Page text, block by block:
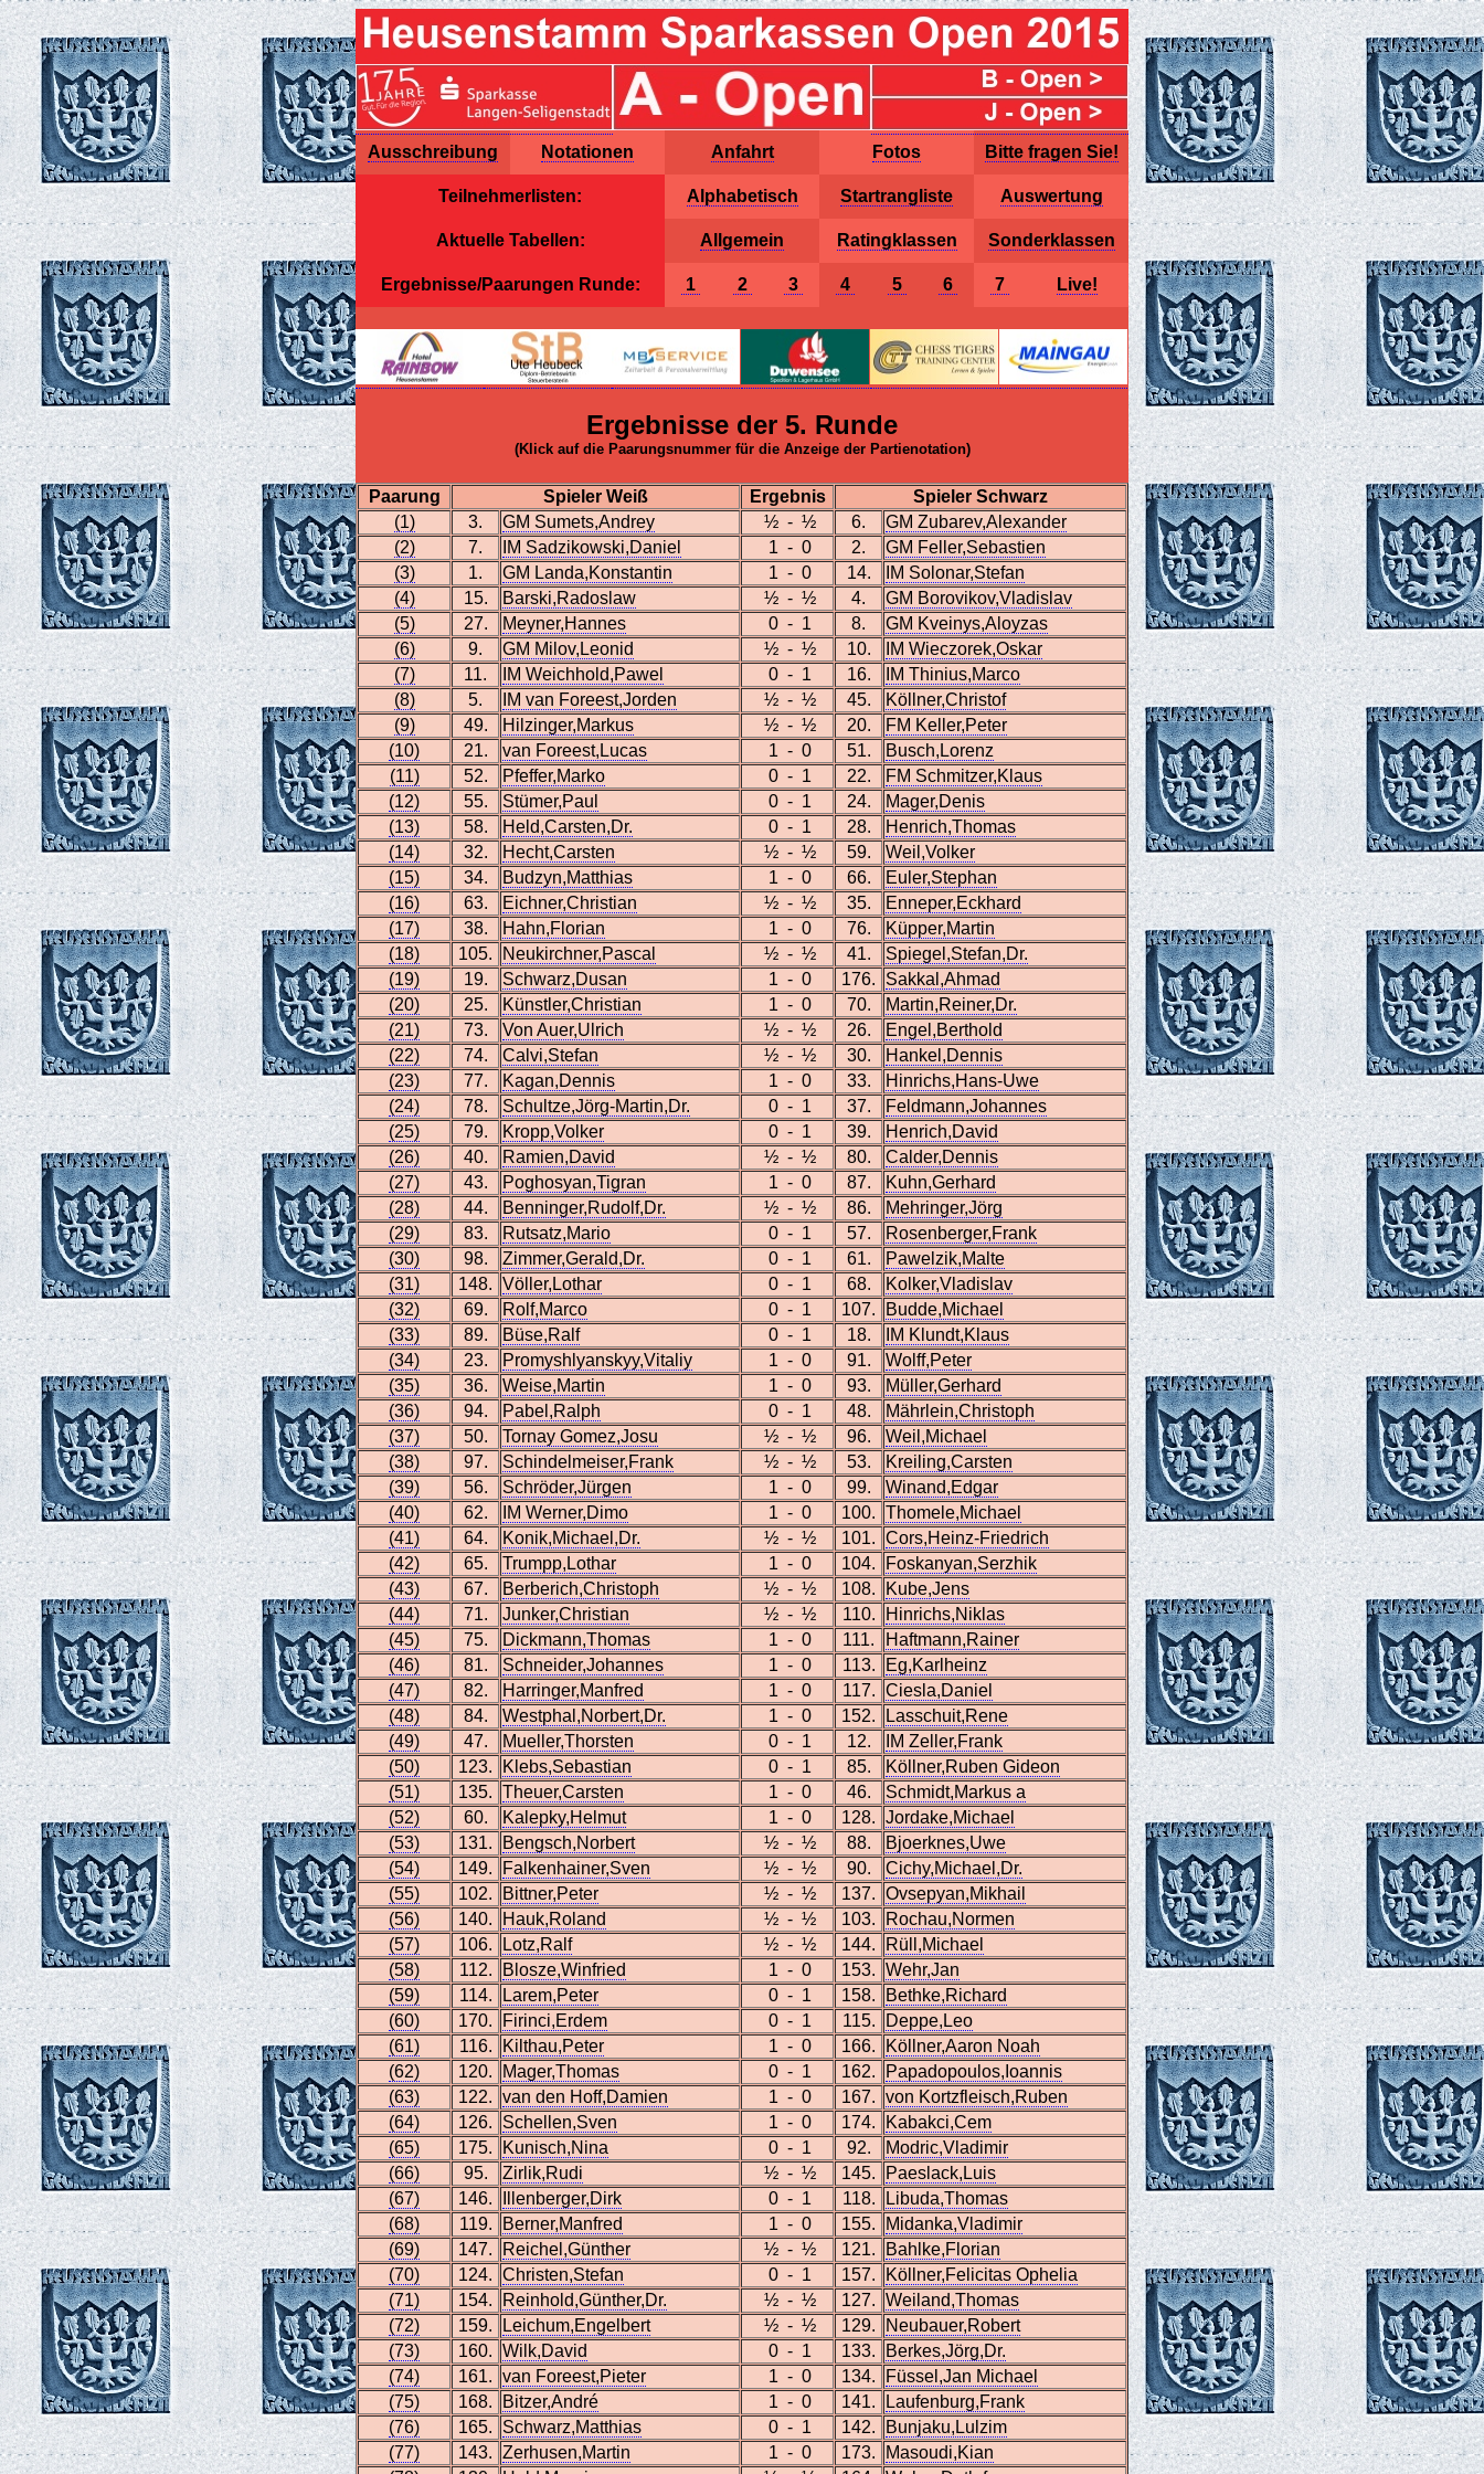
Ausschreibung Notationen Anfahrt Fotos Bitte fragen Sie!
Teilnehmerlisten: Alphabetisch Startrangliste Auswertung
Aktuelle Tabellen: Allgemein Ratingklassen Sonderklassen
Ergebnisse/Paarungen Runde: 1 2 3 4 5 6 7 Live!
Ergebnisse der 5. Runde
(Klick auf die Paarungsnummer für die Anzeige der Partienotation)
Paarung Spieler Weiß Ergebnis
Spieler Schwarz
(1)
3. GM Sumets,Andrey ½ - ½ 6.
GM Zubarev,Alexander
(2)
7. IM Sadzikowski,Daniel 1 - 0 2.
GM Feller,Sebastien
(3)
1. GM Landa,Konstantin 1 - 0 14.
IM Solonar,Stefan
(4)
15. Barski,Radoslaw ½ - ½ 4.
GM Borovikov,Vladislav
(5)
27. Meyner,Hannes 0 - 1 8.
GM Kveinys,Aloyzas
(6)
9. GM Milov,Leonid ½ - ½ 10.
IM Wieczorek,Oskar
(7)
11. IM Weichhold,Pawel 0 - 1 16.
IM Thinius,Marco
(8)
5. IM van Foreest,Jorden ½ - ½ 45.
Köllner,Christof
(9)
49. Hilzinger,Markus ½ - ½ 20.
FM Keller,Peter
(10)
21. van Foreest,Lucas 1 - 0 51.
Busch,Lorenz
(11)
52. Pfeffer,Marko 0 - 1 22.
FM Schmitzer,Klaus
(12)
55. Stümer,Paul 0 - 1 24.
Mager,Denis
(13)
58. Held,Carsten,Dr. 0 - 1 28.
Henrich,Thomas
(14)
32. Hecht,Carsten ½ - ½ 59.
Weil,Volker
(15)
34. Budzyn,Matthias 1 - 0 66.
Euler,Stephan
(16)
63. Eichner,Christian ½ - ½ 35.
Enneper,Eckhard
(17)
38. Hahn,Florian 1 - 0 76.
Küpper,Martin
(18)
105. Neukirchner,Pascal ½ - ½ 41.
Spiegel,Stefan,Dr.
(19)
19. Schwarz,Dusan 1 - 0 176.
Sakkal,Ahmad
(20)
25. Künstler,Christian 1 - 0 70.
Martin,Reiner,Dr.
(21)
73. Von Auer,Ulrich ½ - ½ 26.
Engel,Berthold
(22)
74. Calvi,Stefan ½ - ½ 30.
Hankel,Dennis
(23)
77. Kagan,Dennis 1 - 0 33.
Hinrichs,Hans-Uwe
(24)
78. Schultze,Jörg-Martin,Dr. 0 - 1 37.
Feldmann,Johannes
(25)
79. Kropp,Volker 0 - 1 39.
Henrich,David
(26)
40. Ramien,David ½ - ½ 80.
Calder,Dennis
(27)
43. Poghosyan,Tigran 1 - 0 87.
Kuhn,Gerhard
(28)
44. Benninger,Rudolf,Dr. ½ - ½ 86.
Mehringer,Jörg
(29)
83. Rutsatz,Mario 0 - 1 57.
Rosenberger,Frank
(30)
98. Zimmer,Gerald,Dr. 0 - 1 61.
Pawelzik,Malte
(31)
148. Völler,Lothar 0 - 1 68.
Kolker,Vladislav
(32)
69. Rolf,Marco 0 - 1 107.
Budde,Michael
(33)
89. Büse,Ralf 0 - 1 18.
IM Klundt,Klaus
(34)
23. Promyshlyanskyy,Vitaliy 1 - 0 91.
Wolff,Peter
(35)
36. Weise,Martin 1 - 0 93.
Müller,Gerhard
(36)
94. Pabel,Ralph 0 - 1 48.
Mährlein,Christoph
(37)
50. Tornay Gomez,Josu ½ - ½ 96.
Weil,Michael
(38)
97. Schindelmeiser,Frank ½ - ½ 53.
Kreiling,Carsten
(39)
56. Schröder,Jürgen 1 - 0 99.
Winand,Edgar
(40)
62. IM Werner,Dimo 1 - 0 100. Thomele,Michael
(41)
64. Konik,Michael,Dr. ½ - ½ 101. Cors,Heinz-Friedrich
(42)
65. Trumpp,Lothar 1 - 0 104.
Foskanyan,Serzhik
(43)
67. Berberich,Christoph ½ - ½ 108.
Kube,Jens
(44)
71. Junker,Christian ½ - ½ 110.
Hinrichs,Niklas
(45)
75. Dickmann,Thomas 1 - 0 111.
Haftmann,Rainer
(46)
81. Schneider,Johannes 1 - 0 113.
Eg,Karlheinz
(47)
82. Harringer,Manfred 1 - 0 117. Ciesla,Daniel
(48)
84. Westphal,Norbert,Dr. 1 - 0 152.
Lasschuit,Rene
(49)
47. Mueller,Thorsten 0 - 1 12.
IM Zeller,Frank
(50)
123. Klebs,Sebastian 0 - 1 85.
Köllner,Ruben Gideon
(51)
135. Theuer,Carsten 1 - 0 46.
Schmidt,Markus a
(52)
60. Kalepky,Helmut 1 - 0 128. Jordake,Michael
(53)
131. Bengsch,Norbert ½ - ½ 88.
Bjoerknes,Uwe
(54)
149. Falkenhainer,Sven ½ - ½ 90.
Cichy,Michael,Dr.
(55)
102. Bittner,Peter ½ - ½ 137. Ovsepyan,Mikhail
(56)
140. Hauk,Roland ½ - ½ 103.
Rochau,Normen
(57)
106. Lotz,Ralf ½ - ½ 144.
Rüll,Michael
(58)
112. Blosze,Winfried 1 - 0 153. Wehr,Jan
(59)
114. Larem,Peter 0 - 1 158.
Bethke,Richard
(60)
170. Firinci,Erdem 0 - 1 115.
Deppe,Leo
(61)
116. Kilthau,Peter 1 - 0 166.
Köllner,Aaron Noah
(62)
120. Mager,Thomas 0 - 1 162.
Papadopoulos,Ioannis
(63)
122. van den Hoff,Damien 1 - 0 167. von Kortzfleisch,Ruben
(64)
126. Schellen,Sven 1 - 0 174.
Kabakci,Cem
(65)
175. Kunisch,Nina 0 - 1 92.
Modric,Vladimir
(66)
95. Zirlik,Rudi ½ - ½ 145.
Paeslack,Luis
(67)
146. Illenberger,Dirk 0 - 1 118.
Libuda,Thomas
(68)
119. Berner,Manfred 1 - 0 155.
Midanka,Vladimir
(69)
147. Reichel,Günther ½ - ½ 121.
Bahlke,Florian
(70)
124. Christen,Stefan 0 - 1 157.
Köllner,Felicitas Ophelia
(71)
154. Reinhold,Günther,Dr. ½ - ½ 127. Weiland,Thomas
(72)
159. Leichum,Engelbert ½ - ½ 129.
Neubauer,Robert
(73)
160. Wilk,David 0 - 1 133.
Berkes,Jörg,Dr.
(74)
161. van Foreest,Pieter 1 - 0 134.
Füssel,Jan Michael
(75)
168. Bitzer,André 1 - 0 141.
Laufenburg,Frank
(76)
165. Schwarz,Matthias 0 - 1 142.
Bunjaku,Lulzim
(77)
143. Zerhusen,Martin 1 - 0 173.
Masoudi,Kian